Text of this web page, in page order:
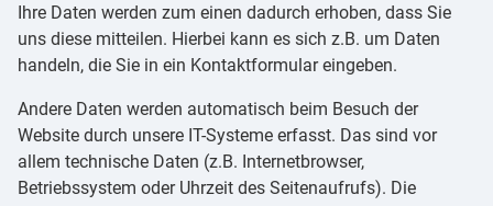
Ihre Daten werden zum einen dadurch erhoben, dass Sie
uns diese mitteilen. Hierbei kann es sich z.B. um Daten
handeln, die Sie in ein Kontaktformular eingeben.
Andere Daten werden automatisch beim Besuch der
Website durch unsere IT-Systeme erfasst. Das sind vor
allem technische Daten (z.B. Internetbrowser,
Betriebssystem oder Uhrzeit des Seitenaufrufs). Die